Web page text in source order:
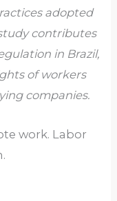
adopted
contributes
in Brazil,
of workers
companies.
work. Labor